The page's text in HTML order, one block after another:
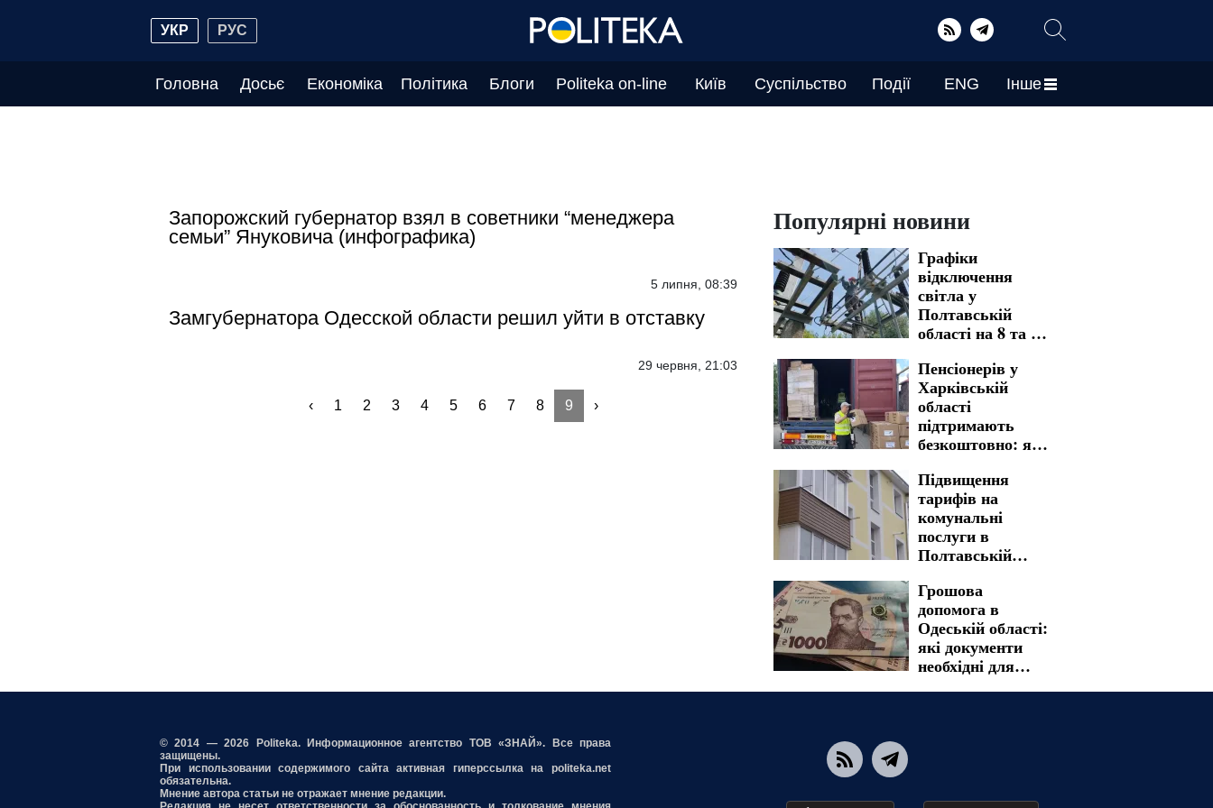
УКР РУС
Головна Досьє Економіка Політика Блоги Politeka on-line Київ Суспільство Події ENG Інше
Запорожский губернатор взял в советники “менеджера
семьи” Януковича (инфографика)
5 липня, 08:39
Замгубернатора Одесской области решил уйти в отставку
29 червня, 21:03
‹ 1 2 3 4 5 6 7 8 9 ›
Популярні новини
Графіки
відключення
світла у
Полтавській
області на 8 та 9
адреси тривалих
знеструмлень
Пенсіонерів у
Харківській
області
підтримають
безкоштовно: яку
допомогу можна
отримати
Підвищення
тарифів на
комунальні
послуги в
Полтавській
вартість стала
реальністю
Грошова
допомога в
Одеській області:
які документи
необхідні для
© 2014 — 2026 Politeka. Информационное агентство ТОВ «ЗНАЙ». Все права
защищены.
При использовании содержимого сайта активная гиперссылка на politeka.net
обязательна.
Мнение автора статьи не отражает мнение редакции.